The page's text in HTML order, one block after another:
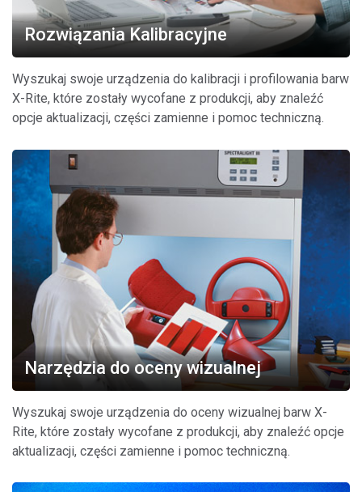
Rozwiązania Kalibracyjne
Wyszukaj swoje urządzenia do kalibracji i profilowania barw
X-Rite, które zostały wycofane z produkcji, aby znaleźć
opcje aktualizacji, części zamienne i pomoc techniczną.
Narzędzia do oceny wizualnej
Wyszukaj swoje urządzenia do oceny wizualnej barw X-
Rite, które zostały wycofane z produkcji, aby znaleźć opcje
aktualizacji, części zamienne i pomoc techniczną.